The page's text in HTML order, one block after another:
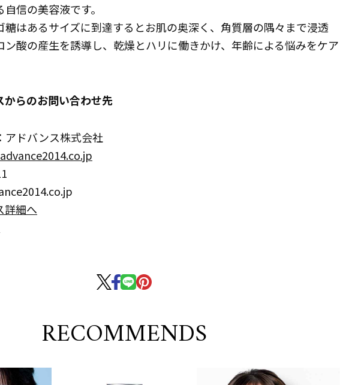
信の美容液です。
糖はあるサイズに到達するとお肌の奥深く、角質層の隅々まで浸透
ン酸の産生を誘導し、乾燥とハリに働きかけ、年齢による悩みをケア
からのお問い合わせ先
アドバンス株式会社
詳細へ
RECOMMENDS